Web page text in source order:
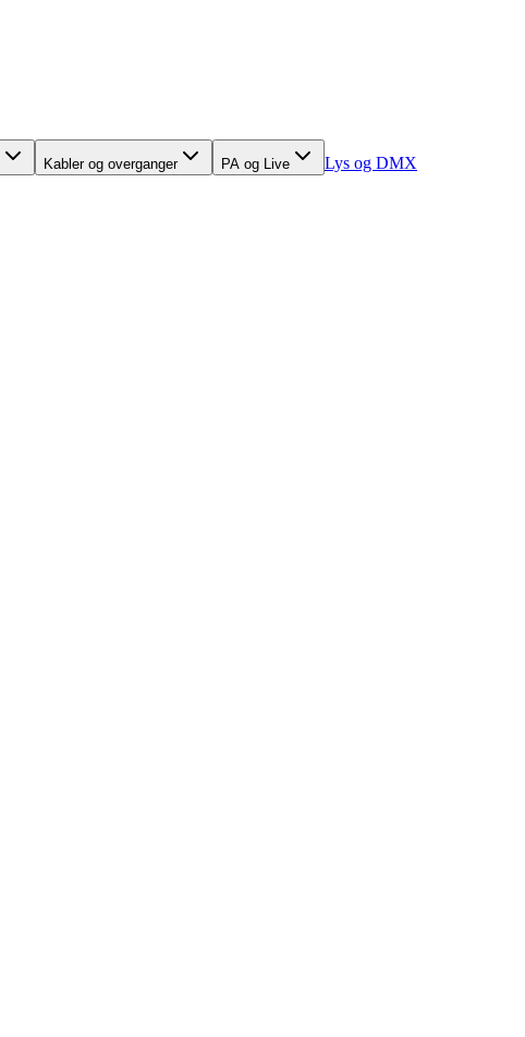
Kabler og overganger PA og Live Lys og DMX